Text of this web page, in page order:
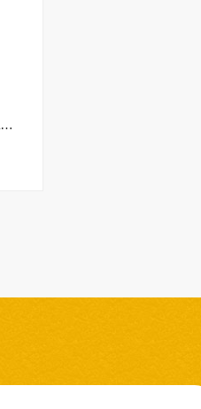
N203633 Dewalt DWE4597 Yastık